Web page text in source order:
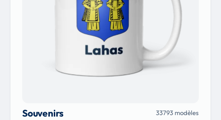
Souvenirs 33793 modèles